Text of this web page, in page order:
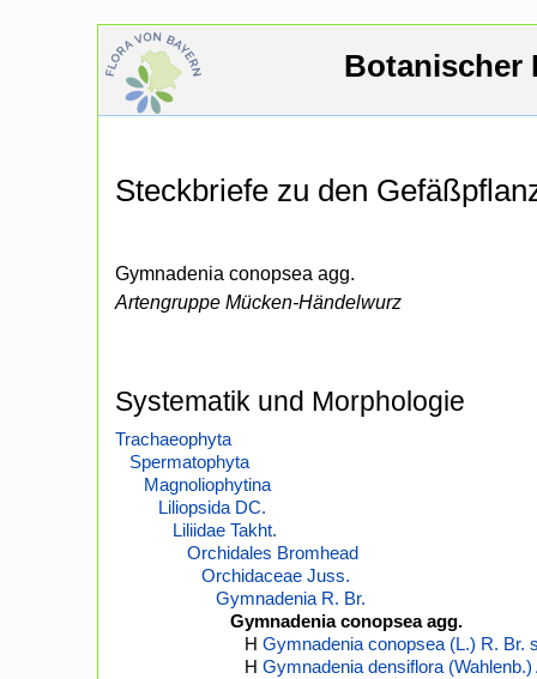
Botanischer
Steckbriefe zu den
Gymnadenia conopsea agg.
Artengruppe Mücken-Händelwurz
Systematik und Morphologie
Trachaeophyta
Spermatophyta
Magnoliophytina
Liliopsida DC.
Liliidae Takht.
Orchidales Bromhead
Orchidaceae Juss.
Gymnadenia R. Br.
Gymnadenia conopsea agg.
H Gymnadenia conopsea (L.) R. Br.
H Gymnadenia densiflora (Wahlenb.)